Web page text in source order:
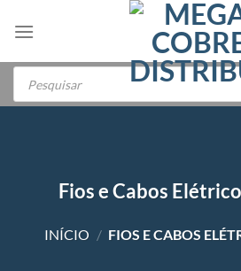
Pesquisar
produtos
Fios e Cabos
INÍCIO / FIOS E CABOS